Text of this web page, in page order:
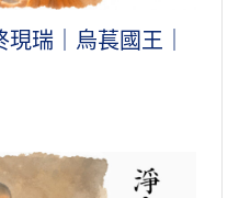
瑞｜烏萇國王｜